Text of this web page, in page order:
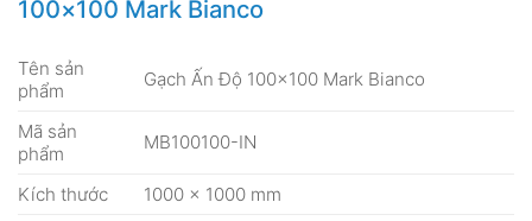
427.500₫.
100×100 Mark Bianco
Tên sản
phẩm
Gạch Ấn Độ 100×100 Mark Bianco
Mã sản
phẩm
MB100100-IN
Kích thước
1000 × 1000 mm